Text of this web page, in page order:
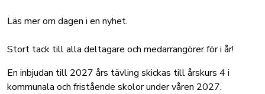
Läs mer om dagen i en nyhet.
Stort tack till alla deltagare och medarrangörer för i år!
En inbjudan till 2027 års tävling skickas till årskurs 4 i
kommunala och fristående skolor under våren 2027.